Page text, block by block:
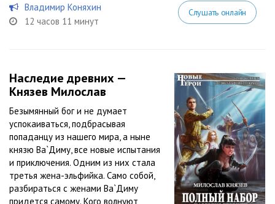
Владимир Коняхин
12 часов 11 минут
Слушать онлайн
Наследие древних —
Князев Милослав
Безымянный бог и не думает
успокаиваться, подбрасывая
попаданцу из нашего мира, а ныне
князю Ва`Диму, все новые испытания
и приключения. Одним из них стала
третья жена-эльфийка. Само собой,
разбираться с женами Ва`Диму
придется самому. Кого волнуют